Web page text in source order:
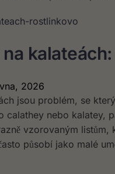
kalateách:
2026
jsou problém, se
calathey nebo kalatey,
vzorovaným
působí jako malé